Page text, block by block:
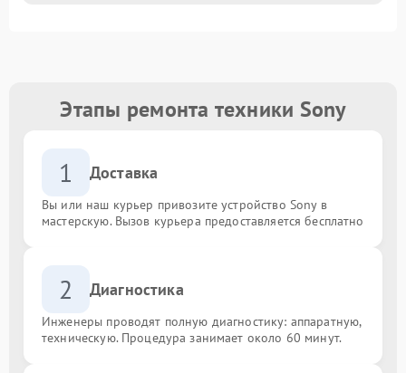
Этапы ремонта техники Sony
1 Доставка
Вы или наш курьер привозите устройство Sony в
мастерскую. Вызов курьера предоставляется бесплатно
2 Диагностика
Инженеры проводят полную диагностику: аппаратную,
техническую. Процедура занимает около 60 минут.